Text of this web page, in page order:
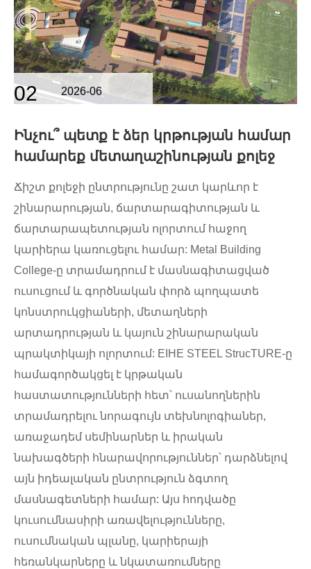
02 2026-06
Ինչու՞ պետք է ձեր կրթության համար
համարեք մետաղաշինության քոլեջ
Ճիշտ քոլեջի ընտրությունը շատ կարևոր է
շինարարության, ճարտարագիտության և
ճարտարապետության ոլորտում հաջող
կարիերա կառուցելու համար: Metal Building
College-ը տրամադրում է մասնագիտացված
ուսուցում և գործնական փորձ պողպատե
կոնստրուկցիաների, մետաղների
արտադրության և կայուն շինարարական
պրակտիկայի ոլորտում: EIHE STEEL StrucTURE-ը
համագործակցել է կրթական
հաստատությունների հետ՝ ուսանողներին
տրամադրելու նորագույն տեխնոլոգիաներ,
առաջադեմ սեմինարներ և իրական
նախագծերի հնարավորություններ՝ դարձնելով
այն իդեալական ընտրություն ձգտող
մասնագետների համար: Այս հոդվածը
կուսումնասիրի առավելությունները,
ուսումնական պլանը, կարիերայի
հեռանկարները և նկատառումները